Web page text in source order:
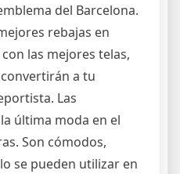
del Barcelona.
rebajas en
las mejores telas,
a tu
Las
última moda en el
Son cómodos,
se pueden utilizar en